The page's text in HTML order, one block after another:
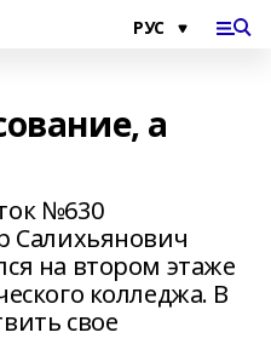
а
№630
Салихьянович
на втором этаже
колледжа. В
свое